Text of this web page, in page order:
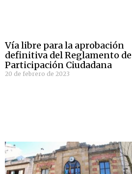
Vía libre para la aprobación
definitiva del Reglamento de
Participación Ciudadana
20 de febrero de 2023